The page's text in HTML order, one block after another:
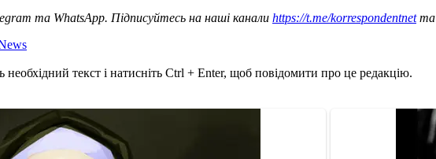
та WhatsApp. Підписуйтесь на наші канали https://t.me/korrespondentnetта
текст і натисніть Ctrl + Enter, щоб повідомити про це редакцію.